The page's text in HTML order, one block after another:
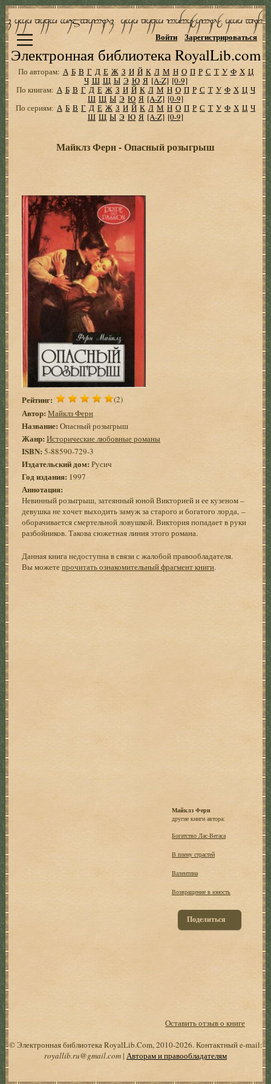
Электронная библиотека RoyalLib.com
Войти Зарегистрироваться
По авторам: А Б В Г Д Е Ж З И Й К Л М Н О П Р С Т У Ф Х Ц
Ч Ш Щ Ы Э Ю Я [A-Z] [0-9]
По книгам: А Б В Г Д Е Ж З И Й К Л М Н О П Р С Т У Ф Х Ц Ч
Ш Щ Ы Э Ю Я [A-Z] [0-9]
По сериям: А Б В Г Д Е Ж З И Й К Л М Н О П Р С Т У Ф Х Ц Ч
Ш Щ Ы Э Ю Я [A-Z] [0-9]
Майклз Ферн - Опасный розыгрыш
Рейтинг: (2)
Автор: Майклз Ферн
Название: Опасный розыгрыш
Жанр: Исторические любовные романы
ISBN: 5-88590-729-3
Издательский дом: Русич
Год издания: 1997
Аннотация:
Невинный розыгрыш, затеянный юной Викторией и ее кузеном –
девушка не хочет выходить замуж за старого и богатого лорда, –
оборачивается смертельной ловушкой. Виктория попадает в руки
разбойников. Такова сюжетная линия этого романа.
Данная книга недоступна в связи с жалобой правообладателя.
Вы можетепрочитать ознакомительный фрагмент книги.
Майклз Ферн
другие книги автора:
Богатство Лас-Вегаса
В плену страстей
Валентина
Возвращение в юность
Поделиться
Оставить отзыв о книге
© Электронная библиотека RoyalLib.Com, 2010-2026. Контактный e-mail:
royallib.ru@gmail.com| Авторам и правообладателям